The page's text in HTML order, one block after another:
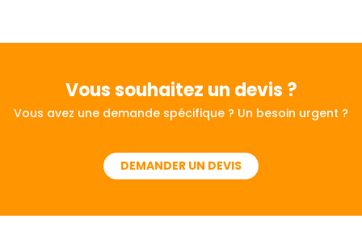
Vous souhaitez un devis ?
Vous avez une demande spécifique ? Un besoin urgent ?
DEMANDER UN DEVIS